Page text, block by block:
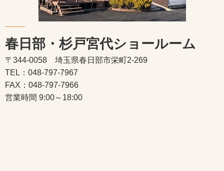
春日部・杉戸宮代ショールーム
〒344-0058 埼玉県春日部市栄町2-269
TEL：048-797-7967
FAX：048-797-7966
営業時間 9:00～18:00